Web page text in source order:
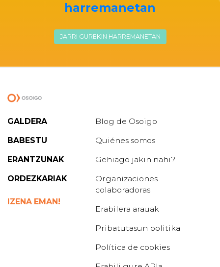
harremanetan
JARRI GUREKIN HARREMANETAN
GALDERA
BABESTU
ERANTZUNAK
ORDEZKARIAK
IZENA EMAN!
Blog de Osoigo
Quiénes somos
Gehiago jakin nahi?
Organizaciones
colaboradoras
Erabilera arauak
Pribatutasun politika
Política de cookies